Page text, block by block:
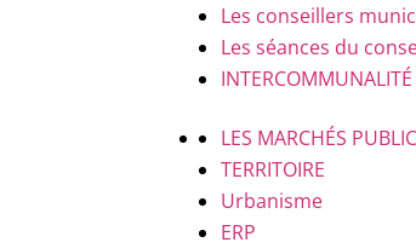
Les conseillers
Les séances du
INTERCOMMUNALITÉ
LES MARCHÉS
TERRITOIRE
Urbanisme
ERP